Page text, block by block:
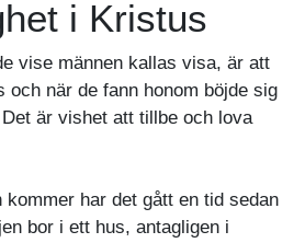
i Kristus
vise männen kallas visa, är att
och när de fann honom böjde sig
är vishet att tillbe och lova
kommer har det gått en tid sedan
bor i ett hus, antagligen i